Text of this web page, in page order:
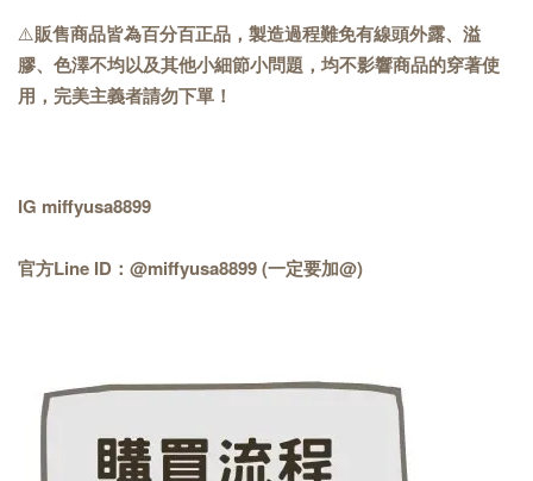
⚠️販售商品皆為百分百正品，製造過程難免有線頭外露、溢
膠、色澤不均以及其他小細節小問題，均不影響商品的穿著使
用，完美主義者請勿下單！
IG miffyusa8899
官方Line ID：@miffyusa8899 (一定要加@)